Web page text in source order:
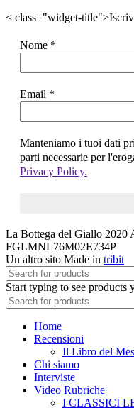
< class="widget-
Nome *
Email *
Manteniamo i tuoi dati
parti necessarie per
Privacy Policy.
La Bottega del Giallo 2020
FGLMNL76M02E734P
Un altro sito Made in tribit
Start typing to see products
Home
Recensioni
Il Libro del
Chi siamo
Interviste
Video Rubriche
I CLASSICI